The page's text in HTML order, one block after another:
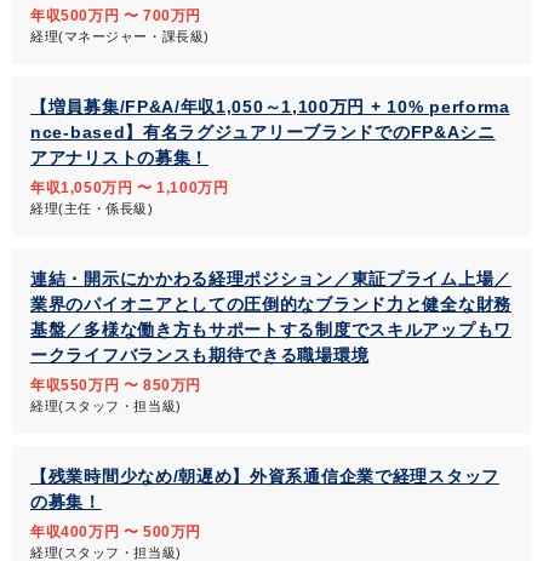
年収500万円 〜 700万円
経理(マネージャー・課長級)
【増員募集/FP&A/年収1,050～1,100万円 + 10% performa
nce-based】有名ラグジュアリーブランドでのFP&Aシニ
アアナリストの募集！
年収1,050万円 〜 1,100万円
経理(主任・係長級)
連結・開示にかかわる経理ポジション／東証プライム上場／
業界のパイオニアとしての圧倒的なブランド力と健全な財務
基盤／多様な働き方もサポートする制度でスキルアップもワ
ークライフバランスも期待できる職場環境
年収550万円 〜 850万円
経理(スタッフ・担当級)
【残業時間少なめ/朝遅め】外資系通信企業で経理スタッフ
の募集！
年収400万円 〜 500万円
経理(スタッフ・担当級)